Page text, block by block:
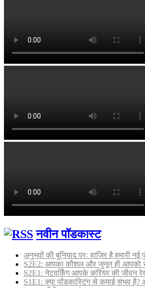
नवीन पॉडकास्ट
अनुभवों की बुनियाद परः हाज़िर है हमारी
S2E2: आपका कौशल और जुनून ही आपको
S2E1: नेटवर्किंग आपके करियर की जीवन
S1E1: क्या पॉडकास्टिंग से कमाई संभव है?